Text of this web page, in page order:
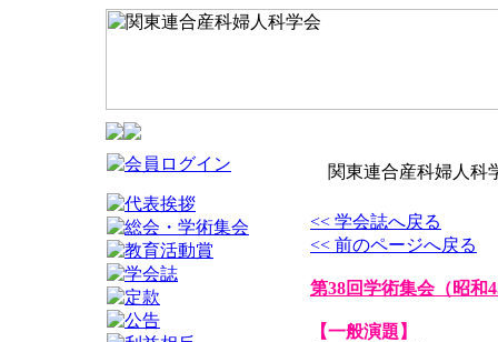
関東連合産科婦人科
<< 学会誌へ戻る
<< 前のページへ戻る
第38回学術集会（昭和
【一般演題】